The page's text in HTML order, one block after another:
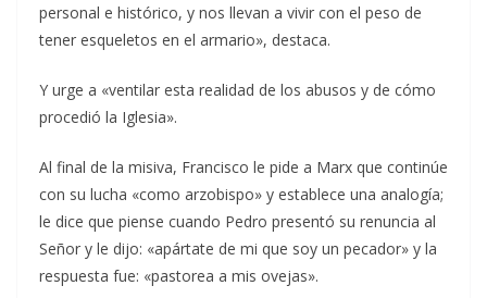
personal e histórico, y nos llevan a vivir con el peso de
tener esqueletos en el armario», destaca.
Y urge a «ventilar esta realidad de los abusos y de cómo
procedió la Iglesia».
Al final de la misiva, Francisco le pide a Marx que continúe
con su lucha «como arzobispo» y establece una analogía;
le dice que piense cuando Pedro presentó su renuncia al
Señor y le dijo: «apártate de mi que soy un pecador» y la
respuesta fue: «pastorea a mis ovejas».